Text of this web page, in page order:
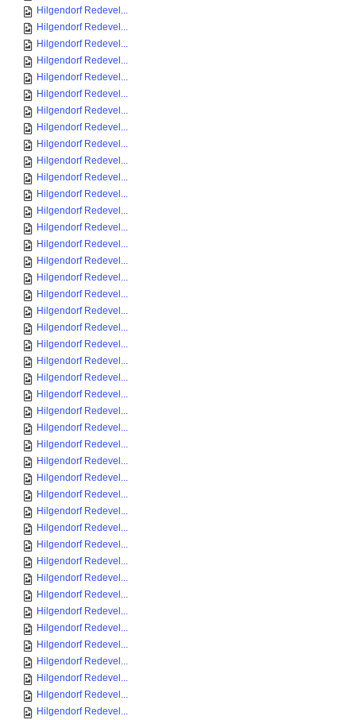
Hilgendorf Redevel...
Hilgendorf Redevel...
Hilgendorf Redevel...
Hilgendorf Redevel...
Hilgendorf Redevel...
Hilgendorf Redevel...
Hilgendorf Redevel...
Hilgendorf Redevel...
Hilgendorf Redevel...
Hilgendorf Redevel...
Hilgendorf Redevel...
Hilgendorf Redevel...
Hilgendorf Redevel...
Hilgendorf Redevel...
Hilgendorf Redevel...
Hilgendorf Redevel...
Hilgendorf Redevel...
Hilgendorf Redevel...
Hilgendorf Redevel...
Hilgendorf Redevel...
Hilgendorf Redevel...
Hilgendorf Redevel...
Hilgendorf Redevel...
Hilgendorf Redevel...
Hilgendorf Redevel...
Hilgendorf Redevel...
Hilgendorf Redevel...
Hilgendorf Redevel...
Hilgendorf Redevel...
Hilgendorf Redevel...
Hilgendorf Redevel...
Hilgendorf Redevel...
Hilgendorf Redevel...
Hilgendorf Redevel...
Hilgendorf Redevel...
Hilgendorf Redevel...
Hilgendorf Redevel...
Hilgendorf Redevel...
Hilgendorf Redevel...
Hilgendorf Redevel...
Hilgendorf Redevel...
Hilgendorf Redevel...
Hilgendorf Redevel...